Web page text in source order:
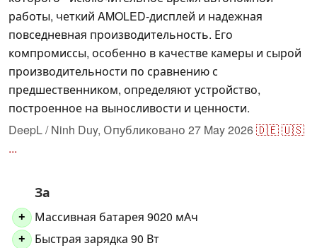
работы, четкий AMOLED-дисплей и надежная
повседневная производительность. Его
компромиссы, особенно в качестве камеры и сырой
производительности по сравнению с
предшественником, определяют устройство,
построенное на выносливости и ценности.
DeepL / Ninh Duy, Опубликовано 27 May 2026🇩🇪🇺🇸
...
За
+ Массивная батарея 9020 мАч
+ Быстрая зарядка 90 Вт